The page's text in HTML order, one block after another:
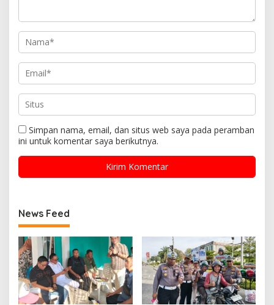
Simpan nama, email, dan situs web saya pada peramban
ini untuk komentar saya berikutnya.
News Feed